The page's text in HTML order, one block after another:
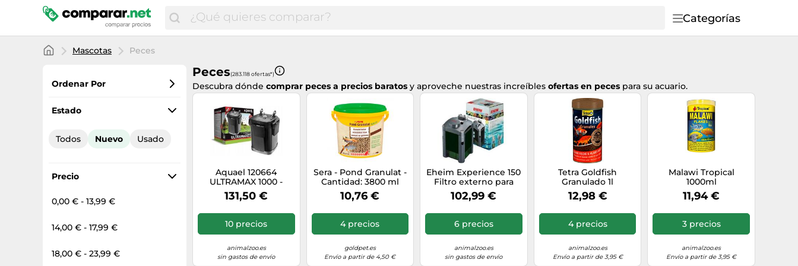
Categorías
Mascotas Peces
Ordenar Por
Favoritos
Precio total
Estado
Todos Nuevo Usado
Precio
0,00 € - 13,99 €
14,00 € - 17,99 €
18,00 € - 23,99 €
Peces(283.118 ofertas*)
Descubra dónde comprar peces a precios baratos y aproveche nuestras increíbles ofertas en peces para su acuario.
Aquael 120664
ULTRAMAX 1000 -
Filtro para aspiradora
(6608 g), Color Negro
131,50 €
10 precios
animalzoo.es
sin gastos de envío
Sera - Pond Granulat -
Cantidad: 3800 ml
10,76 €
4 precios
goldpet.es
Envío a partir de 4,50 €
Eheim Experience 150
Filtro externo para
acuarios 8W
102,99 €
6 precios
animalzoo.es
sin gastos de envío
Tetra Goldfish
Granulado 1l
12,98 €
4 precios
animalzoo.es
Envío a partir de 3,95 €
Malawi Tropical
1000ml
11,94 €
3 precios
animalzoo.es
Envío a partir de 3,95 €